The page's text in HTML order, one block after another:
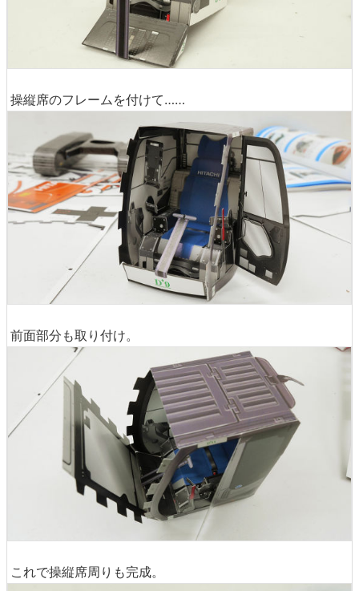
操縦席のフレームを付けて……
前面部分も取り付け。
これで操縦席周りも完成。